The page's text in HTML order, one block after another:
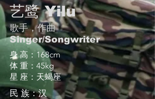
艺鹭 Yilu
歌手，作曲
Singer/Songwriter
身 高：168cm
体 重：45kg
星 座：天蝎座
民 族：汉